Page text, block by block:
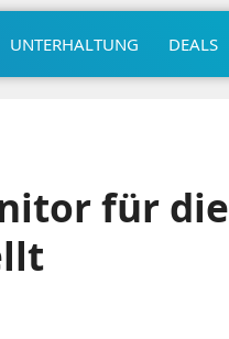
UNTERHALTUNG DEALS
für die